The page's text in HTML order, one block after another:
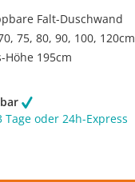
Falt-Duschwand
75, 80, 90, 100, 120cm
Höhe 195cm
Tage oder 24h-Express